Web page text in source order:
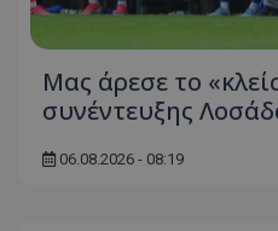
Μας άρεσε το
συνέντευξης
06.08.2026 - 08:19